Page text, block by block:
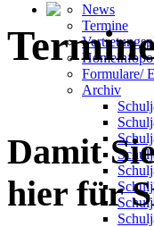
News
Termine
Formulare/
Archiv
Damit
hier für